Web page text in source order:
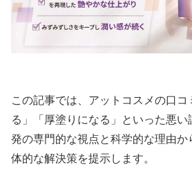
この記事では、アットコスメの口
る」「厚塗りになる」といった悪い
発の専門的な視点と科学的な理由
体的な解決策を提示します。